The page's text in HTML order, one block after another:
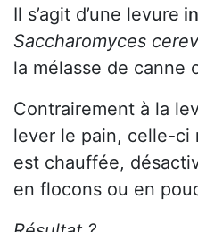
Il s’agit d’une levure
Saccharomyces
la mélasse de canne
Contrairement à la
lever le pain, celle-ci
est chauffée,
en flocons ou en